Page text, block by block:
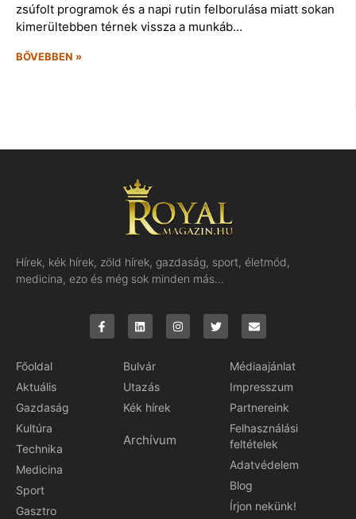
zsúfolt programok és a napi rutin felborulása miatt sokan
kimerültebben térnek vissza a munkáb…
BŐVEBBEN »
Hírek, kék hírek, zöld hírek, gazdaság, sport, életmód,
medicina, ezo és még sok minden más…
Főoldal
Aktuális
Gazdaság
Kultúra
Technika
Medicina
Sport
Gasztro
Bulvár
Utazás
Kék hírek
Archívum
Médiaajánlat
Impresszum
Partnereink
Felhasználási
feltételek
Adatvédelem
Blog
Írjon nekünk!